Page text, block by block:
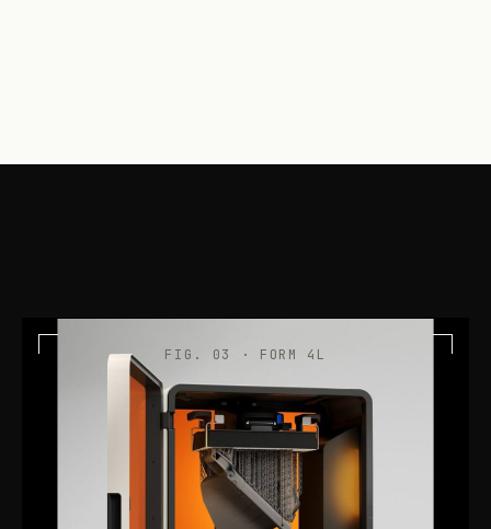
FIG. 03 · FORM 4L